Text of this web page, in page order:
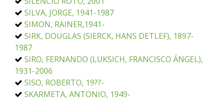
SILVA, JORGE, 1941-1987
SIMON, RAINER,1941-
SIRK, DOUGLAS (SIERCK, HANS DETLEF), 1897-
1987
SIRO, FERNANDO (LUKSICH, FRANCISCO ÁNGEL),
1931-2006
SISO, ROBERTO, 19??-
SKARMETA, ANTONIO, 1949-